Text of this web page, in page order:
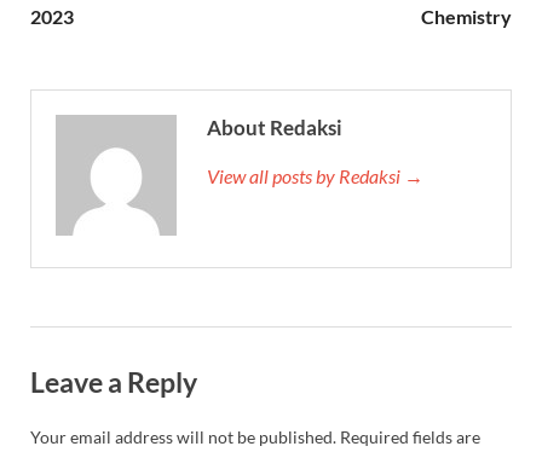
2023
Chemistry
About Redaksi
View all posts by Redaksi →
Leave a Reply
Your email address will not be published. Required fields are